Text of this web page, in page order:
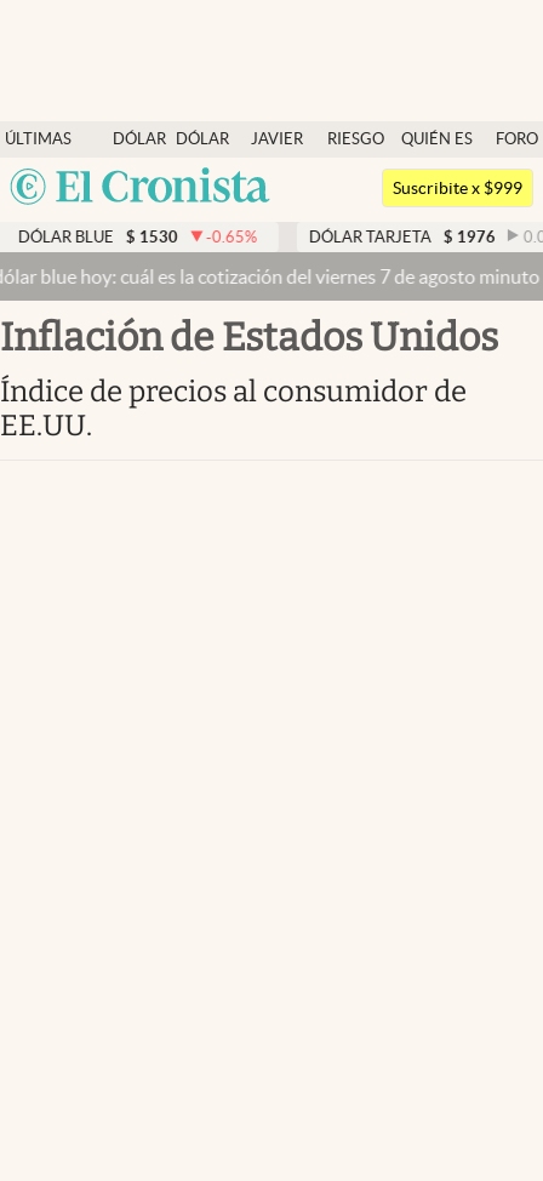
ÚLTIMAS
NOTICIAS
DÓLAR
DÓLAR
BLUE
JAVIER
RIESGO
QUIÉN ES
QUIÉN
FORO
Argentina
México
Colombia
Dólar
Members
Economía y Política
Finanzas y Mercados
Mercados Online
Columnistas
Suscribite x $999
DÓLAR BLUE 1530 -0.65% DÓLAR TARJETA 1976
blue hoy: cuál es la cotización del viernes 7 de agosto minuto
Inflación de Estados Unidos
Índice de precios al consumidor de
EE.UU.